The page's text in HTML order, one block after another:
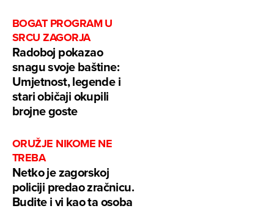
BOGAT PROGRAM U
SRCU ZAGORJA
Radoboj pokazao
snagu svoje baštine:
Umjetnost, legende i
stari običaji okupili
brojne goste
ORUŽJE NIKOME NE
TREBA
Netko je zagorskoj
policiji predao zračnicu.
Budite i vi kao ta osoba